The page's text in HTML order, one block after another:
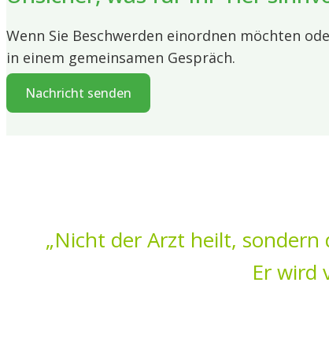
Wenn Sie Beschwerden einordnen möchten
in einem gemeinsamen Gespräch.
Nachricht senden
„Nicht der Arzt heilt,
Er wird